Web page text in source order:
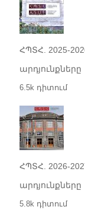
ՀՊՏՀ. 2025-
արդյունքները
6.5k դիտում
ՀՊՏՀ. 2026-
արդյունքները
5.8k դիտում